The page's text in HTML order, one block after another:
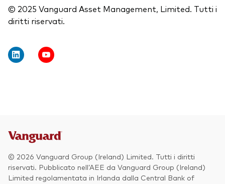
© 2025 Vanguard Asset Management, Limited. Tutti i
diritti riservati.
© 2026 Vanguard Group (Ireland) Limited. Tutti i diritti
riservati. Pubblicato nell’AEE da Vanguard Group (Ireland)
Limited regolamentata in Irlanda dalla Central Bank of